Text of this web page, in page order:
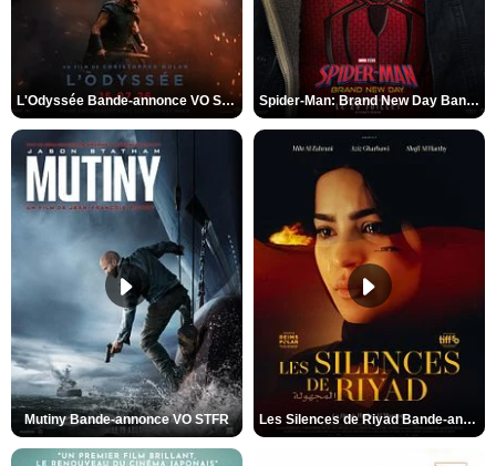
L'Odyssée Bande-annonce VO STFR Spider-Man: Brand New Day Bande-annonce VO STFR
Mutiny Bande-annonce VO STFR Les Silences de Riyad Bande-annonce VO STFR